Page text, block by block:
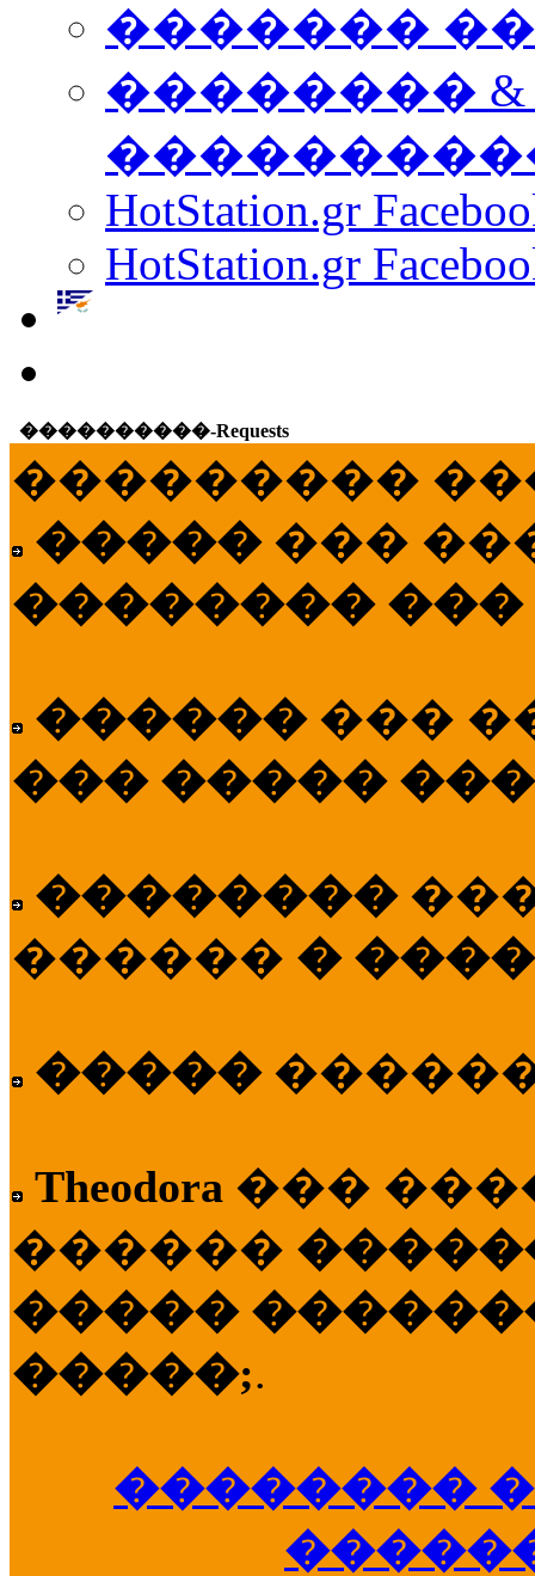
������� ���
��������
HotStation.gr
HotStation.gr
����������-Requests
���������
����� ���
�������� ���
������ ���
��� �����
��������
������ �
�����
Theodora ���
������
�����
�����;.
��������